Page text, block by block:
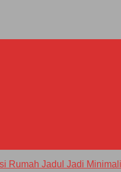
Rumah Jadul Jadi